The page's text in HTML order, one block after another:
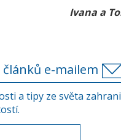
Ivana a
e-mailem
a tipy ze světa